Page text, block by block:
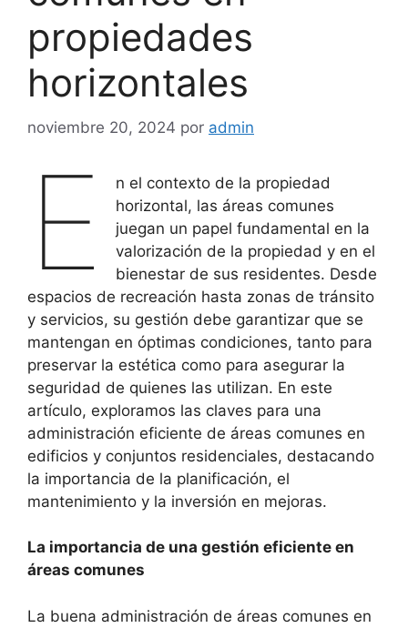
propiedades
horizontales
noviembre 20, 2024 por admin
E
n el contexto de la propiedad
horizontal, las áreas comunes
juegan un papel fundamental en la
valorización de la propiedad y en el
bienestar de sus residentes. Desde
espacios de recreación hasta zonas de tránsito
y servicios, su gestión debe garantizar que se
mantengan en óptimas condiciones, tanto para
preservar la estética como para asegurar la
seguridad de quienes las utilizan. En este
artículo, exploramos las claves para una
administración eficiente de áreas comunes en
edificios y conjuntos residenciales, destacando
la importancia de la planificación, el
mantenimiento y la inversión en mejoras.
La importancia de una gestión eficiente en
áreas comunes
La buena administración de áreas comunes en